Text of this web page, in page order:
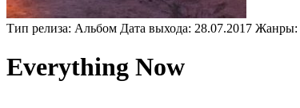
Тип релиза: Альбом Дата выхода: 28.07.2017 Жанры:
Everything Now